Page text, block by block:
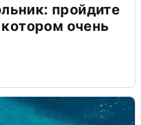
пройдите
очень